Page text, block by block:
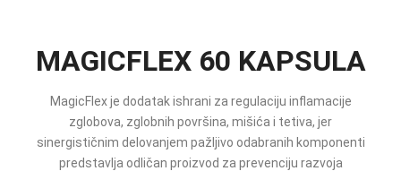
MAGICFLEX 60 KAPSULA
MagicFlex je dodatak ishrani za regulaciju inflamacije
zglobova, zglobnih površina, mišića i tetiva, jer
sinergističnim delovanjem pažljivo odabranih komponenti
predstavlja odličan proizvod za prevenciju razvoja